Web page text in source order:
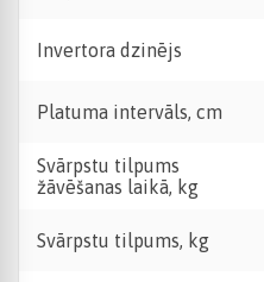
Invertora dzinējs
Platuma intervāls, cm
Svārpstu tilpums
žāvēšanas laikā, kg
Svārpstu tilpums, kg